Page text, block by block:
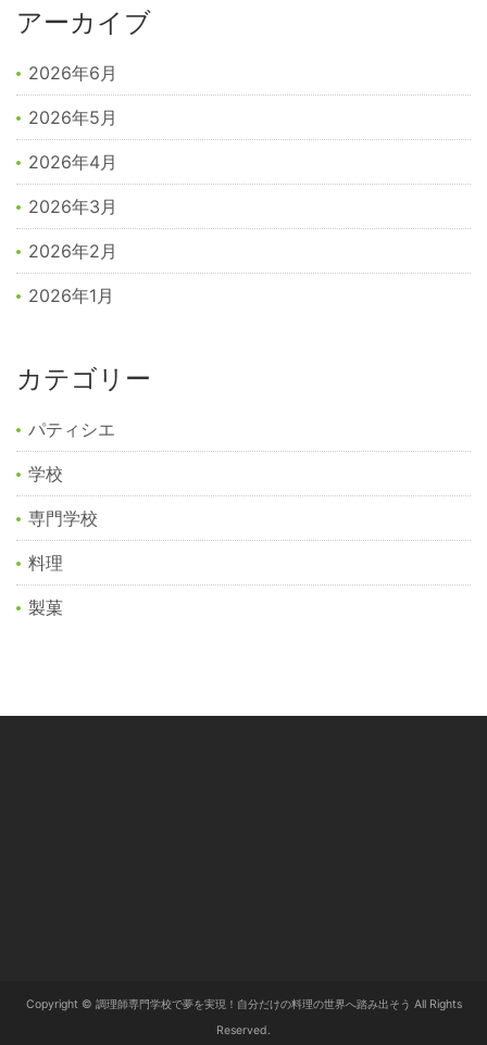
アーカイブ
2026年6月
2026年5月
2026年4月
2026年3月
2026年2月
2026年1月
カテゴリー
パティシエ
学校
専門学校
料理
製菓
Copyright © 調理師専門学校で夢を実現！自分だけの料理の世界へ踏み出そう All Rights
Reserved.